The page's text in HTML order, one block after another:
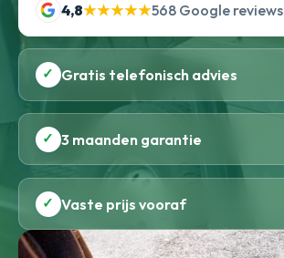
4,8★★★★★568 Google reviews
✓ Gratis telefonisch advies
✓ 3 maanden garantie
✓ Vaste prijs vooraf